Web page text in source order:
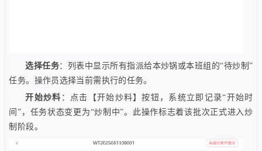
选择任务：列表中显示所有指派给本炒锅或本班组的“待炒制”
任务。操作员选择当前需执行的任务。
开始炒料 ：点击【开始炒料】按钮，系统立即记录“开始时
间”，任务状态变更为“炒制中”。此操作标志着该批次正式进入炒
制阶段。